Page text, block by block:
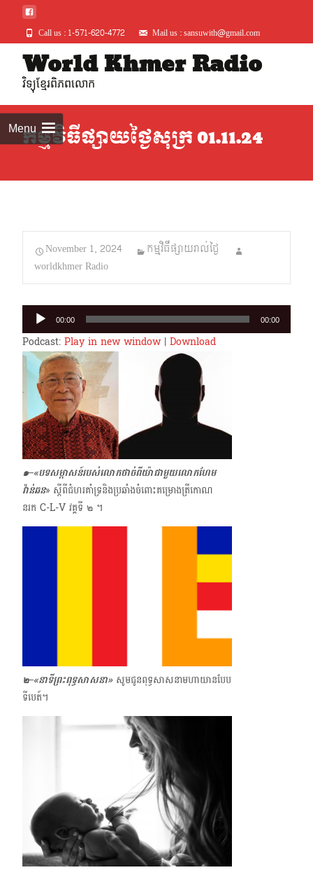
Call us : 1-571-620-4772 Mail us : sansuwith@gmail.com
World Khmer Radio
វិទ្យុខ្មែរពិភពលោក
Menuកម្មវិធីផ្សាយថ្ងៃសុក្រ 01.11.24
November 1, 2024
កម្មវិធីផ្សាយរាល់ថ្ងៃ
worldkhmer Radio
Audio
Player
00:00 00:00
Podcast: Play in new window| Download
๑–«បទសម្ភាសន៍របស់លោកថាច់ពីយ៉ាជាមួយលោកហែម
វ៉ាន់ឆន» ស្ដីពីជំហរគាំទ្រ​និងប្រឆាំងចំពោះគម្រោង​ត្រីកោណ
នរក C-L-V វគ្គទី ๒ ។
๒–«នាទីព្រះពុទ្ធសាសនា»សូមជូនពុទ្ធសាសនាមហាយានបែប
ទីបេត៍។